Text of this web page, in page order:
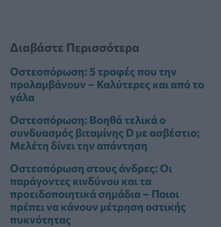
Διαβάστε Περισσότερα
Οστεοπόρωση: 5 τροφές που την
προλαμβάνουν – Καλύτερες και από το
γάλα
Οστεοπόρωση: Βοηθά τελικά ο
συνδυασμός βιταμίνης D με ασβέστιο;
Μελέτη δίνει την απάντηση
Οστεοπόρωση στους άνδρες: Οι
παράγοντες κινδύνου και τα
προειδοποιητικά σημάδια – Ποιοι
πρέπει να κάνουν μέτρηση οστικής
πυκνότητας